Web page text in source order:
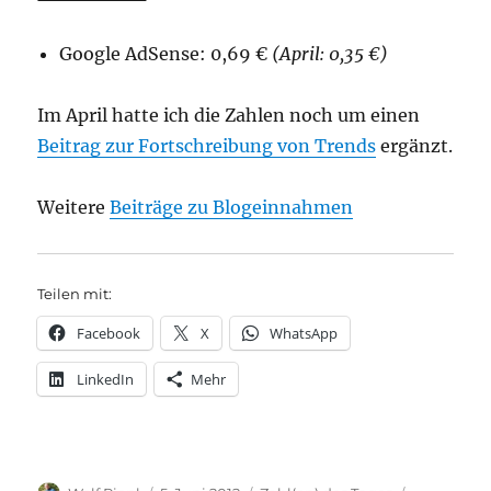
Google AdSense: 0,69 € (April: 0,35 €)
Im April hatte ich die Zahlen noch um einen
Beitrag zur Fortschreibung von Trends ergänzt.
WeitereBeiträge zu Blogeinnahmen
Teilen mit:
Facebook X WhatsApp
LinkedIn Mehr